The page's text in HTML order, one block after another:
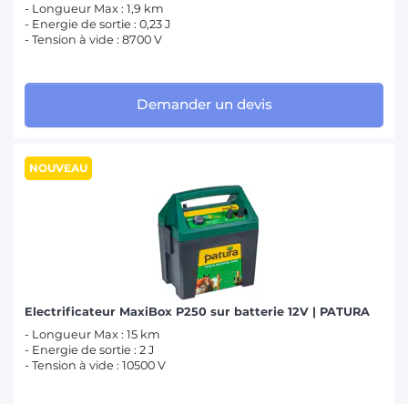
- Longueur Max : 1,9 km
- Energie de sortie : 0,23 J
- Tension à vide : 8700 V
Demander un devis
NOUVEAU
Electrificateur MaxiBox P250 sur batterie 12V | PATURA
- Longueur Max : 15 km
- Energie de sortie : 2 J
- Tension à vide : 10500 V